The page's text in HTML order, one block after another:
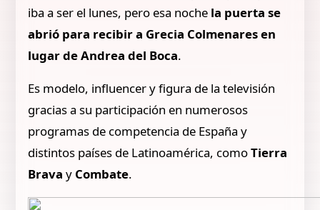
iba a ser el lunes, pero esa noche la puerta se
abrió para recibir a Grecia Colmenares en
lugar de Andrea del Boca.
Es modelo, influencer y figura de la televisión
gracias a su participación en numerosos
programas de competencia de España y
distintos países de Latinoamérica, comoTierra
Brava y Combate.